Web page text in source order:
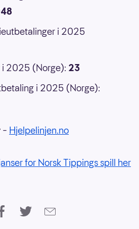
i 2025
2025 (Norge): 23
i 2025 (Norge):
– Hjelpelinjen.no
for Norsk Tippings spill her